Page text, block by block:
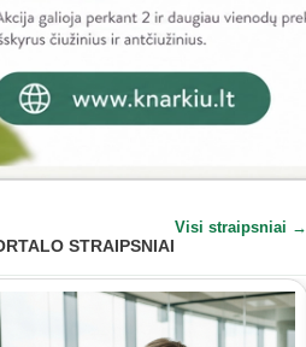
STRAIPSNIAI
Visi straipsniai →